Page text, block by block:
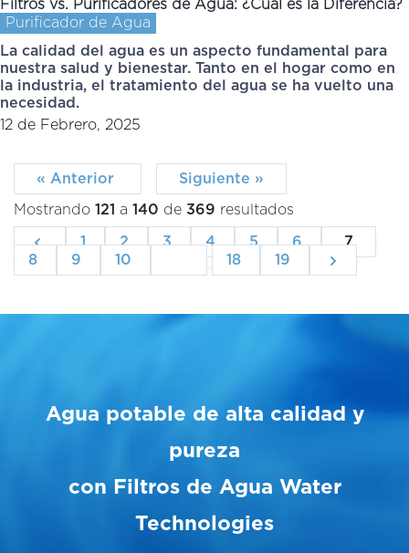
Filtros vs. Purificadores de Agua: ¿Cuál es la Diferencia?
Purificador de Agua
La calidad del agua es un aspecto fundamental para
nuestra salud y bienestar. Tanto en el hogar como en
la industria, el tratamiento del agua se ha vuelto una
necesidad.
12 de Febrero, 2025
« Anterior Siguiente »
Mostrando 121 a 140 de 369 resultados
1 2 3 4 5 6
7
8
9 10 18 19
Agua potable de alta calidad y
pureza
con Filtros de Agua Water
Technologies